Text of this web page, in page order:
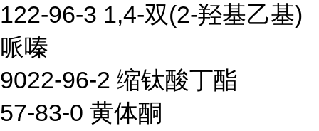
122-96-3 1,4-双(2-羟基乙基)
哌嗪
9022-96-2 缩钛酸丁酯
57-83-0 黄体酮